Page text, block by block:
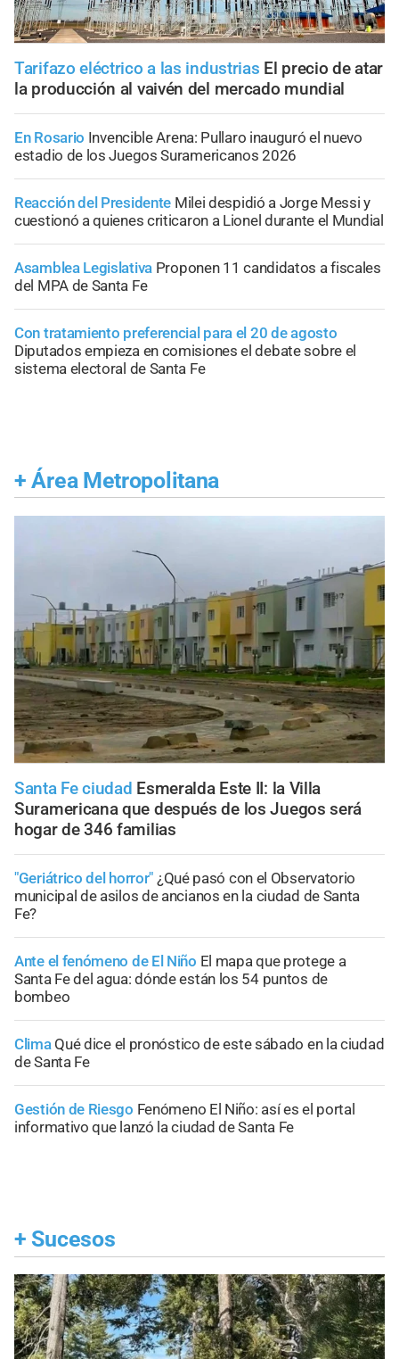
Tarifazo eléctrico a las industrias El precio de atar
la producción al vaivén del mercado mundial
En Rosario Invencible Arena: Pullaro inauguró el nuevo
estadio de los Juegos Suramericanos 2026
Reacción del Presidente Milei despidió a Jorge Messi y
cuestionó a quienes criticaron a Lionel durante el Mundial
Asamblea Legislativa Proponen 11 candidatos a fiscales
del MPA de Santa Fe
Con tratamiento preferencial para el 20 de agosto
Diputados empieza en comisiones el debate sobre el
sistema electoral de Santa Fe
+ Área Metropolitana
Santa Fe ciudad Esmeralda Este II: la Villa
Suramericana que después de los Juegos será
hogar de 346 familias
"Geriátrico del horror" ¿Qué pasó con el Observatorio
municipal de asilos de ancianos en la ciudad de Santa
Fe?
Ante el fenómeno de El Niño El mapa que protege a
Santa Fe del agua: dónde están los 54 puntos de
bombeo
Clima Qué dice el pronóstico de este sábado en la ciudad
de Santa Fe
Gestión de Riesgo Fenómeno El Niño: así es el portal
informativo que lanzó la ciudad de Santa Fe
+ Sucesos